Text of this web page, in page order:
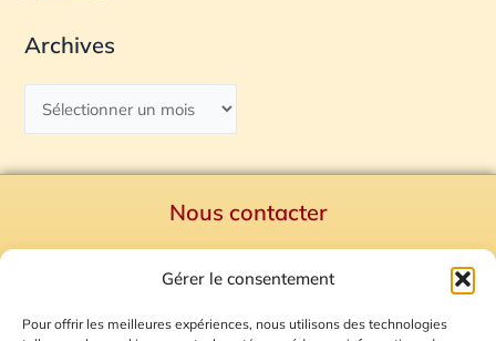
Gérer le consentement
Pour offrir les meilleures expériences, nous utilisons des technologies
Archives
Nous contacter
Mentions Légales
Plan du site